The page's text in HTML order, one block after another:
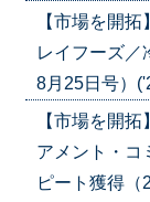
【市場を開
レイフーズ／
8月25日号）
【市場を開
アメント・コ
ピート獲得（